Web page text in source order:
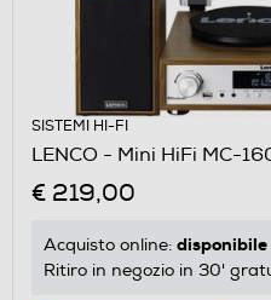
SISTEMI HI-FI
LENCO - Mini HiFi MC-
€ 219,00
Acquisto online: disponibile
Ritiro in negozio in 30'